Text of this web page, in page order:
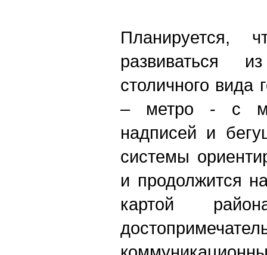
Планируется,
развиваться
столичного вида
– метро - с
надписей и
системы
и продолжится
картой